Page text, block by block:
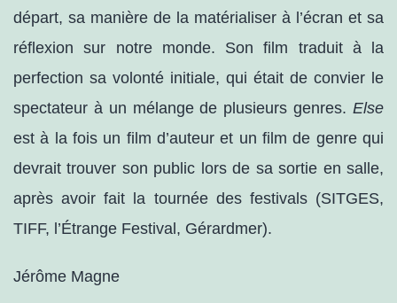
départ, sa manière de la matérialiser à l’écran et sa
réflexion sur notre monde. Son film traduit à la
perfection sa volonté initiale, qui était de convier le
spectateur à un mélange de plusieurs genres. Else
est à la fois un film d’auteur et un film de genre qui
devrait trouver son public lors de sa sortie en salle,
après avoir fait la tournée des festivals (SITGES,
TIFF, l’Étrange Festival, Gérardmer).
Jérôme Magne